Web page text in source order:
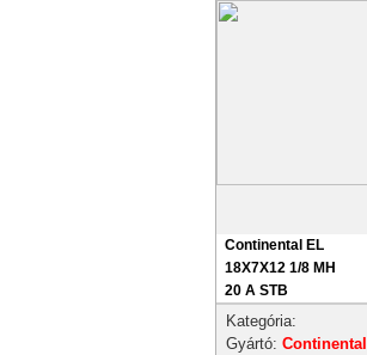
Continental EL
18X7X12 1/8 MH
20 A STB
Kategória:
Gyártó: Continental